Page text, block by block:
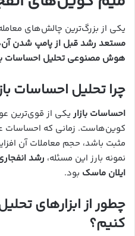
یکی از بزرگ‌ترین چالش‌های
مستعد رشد قبل از پامپ شدن
هوش مصنوعی تحلیل احساسات
چرا تحلیل احساسات
احساسات بازاریکی از قوی‌ترین
کوین‌هاست. زمانی که
مثبت باشد، حجم معاملات آن
نمونه بارز این مسئله، رشد
ایلان ماسک بود.
چطور از ابزارهای
کنیم؟